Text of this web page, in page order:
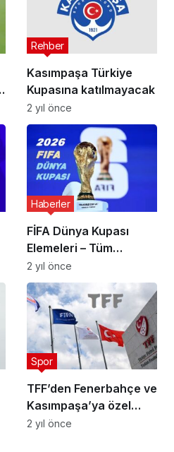
Kasımpaşa Türkiye
Kupasına katılmayacak
Rehber
2 yıl önce
FİFA Dünya Kupası
Elemeleri – Tüm
Eşleşmeler
Haberler
2 yıl önce
TFF’den Fenerbahçe ve
Kasımpaşa’ya özel
davet
Spor
2 yıl önce